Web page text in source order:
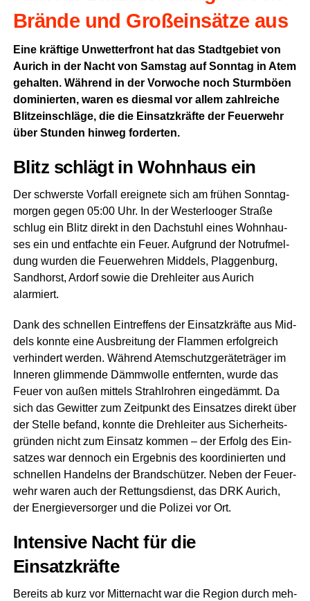
Brän­de und Groß­ein­sät­ze aus
Eine kräf­ti­ge Unwet­ter­front hat das Stadt­ge­biet von
Aurich in der Nacht von Sams­tag auf Sonn­tag in Atem
gehal­ten. Wäh­rend in der Vor­wo­che noch Sturm­bö­en
domi­nier­ten, waren es dies­mal vor allem zahl­rei­che
Blitz­ein­schlä­ge, die die Ein­satz­kräf­te der Feu­er­wehr
über Stun­den hin­weg forderten.
Blitz schlägt in Wohn­haus ein
Der schwers­te Vor­fall ereig­ne­te sich am frü­hen Sonn­tag­
mor­gen gegen 05:00 Uhr. In der Wes­ter­loo­ger Stra­ße
schlug ein Blitz direkt in den Dach­stuhl eines Wohn­hau­
ses ein und ent­fach­te ein Feu­er. Auf­grund der Not­ruf­mel­
dung wur­den die Feu­er­weh­ren Mid­dels, Plag­gen­burg,
Sand­horst, Ardorf sowie die Dreh­lei­ter aus Aurich
alarmiert.
Dank des schnel­len Ein­tref­fens der Ein­satz­kräf­te aus Mid­
dels konn­te eine Aus­brei­tung der Flam­men erfolg­reich
ver­hin­dert wer­den. Wäh­rend Atem­schutz­ge­rä­te­trä­ger im
Inne­ren glim­men­de Dämm­wol­le ent­fern­ten, wur­de das
Feu­er von außen mit­tels Strahl­roh­ren ein­ge­dämmt. Da
sich das Gewit­ter zum Zeit­punkt des Ein­sat­zes direkt über
der Stel­le befand, konn­te die Dreh­lei­ter aus Sicher­heits­
grün­den nicht zum Ein­satz kom­men – der Erfolg des Ein­
sat­zes war den­noch ein Ergeb­nis des koor­di­nier­ten und
schnel­len Han­delns der Brand­schüt­zer. Neben der Feu­er­
wehr waren auch der Ret­tungs­dienst, das DRK Aurich,
der Ener­gie­ver­sor­ger und die Poli­zei vor Ort.
Inten­si­ve Nacht für die
Einsatzkräfte
Bereits ab kurz vor Mit­ter­nacht war die Regi­on durch meh­